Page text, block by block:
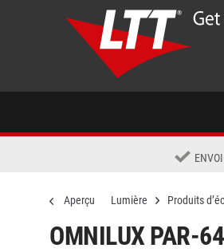
Aperçu Lumière Produits
OMNILUX PAR-